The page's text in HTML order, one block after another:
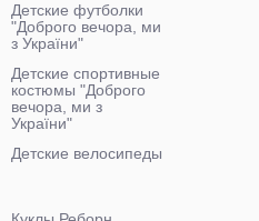
Детские футболки
"Доброго вечора, ми
з України"
Детские спортивные
костюмы "Доброго
вечора, ми з
України"
Детские велосипеды